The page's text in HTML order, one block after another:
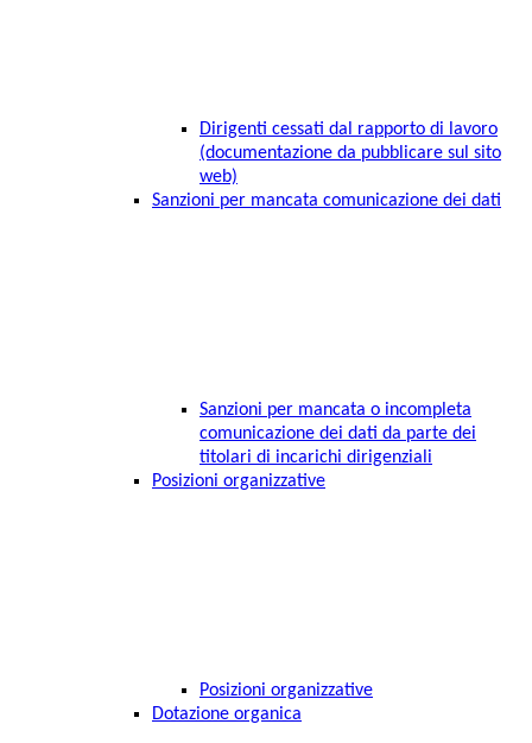
Dirigenti cessati dal rapporto di lavoro
(documentazione da pubblicare sul sito
web)
Sanzioni per mancata comunicazione dei dati
Sanzioni per mancata o incompleta
comunicazione dei dati da parte dei
titolari di incarichi dirigenziali
Posizioni organizzative
Posizioni organizzative
Dotazione organica